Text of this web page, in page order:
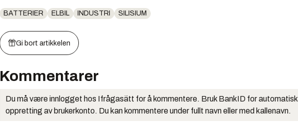
BATTERIER ELBIL INDUSTRI SILISIUM
Gi bort artikkelen
Kommentarer
Du må være innlogget hos Ifrågasätt for å kommentere. Bruk BankID for automatisk
oppretting av brukerkonto. Du kan kommentere under fullt navn eller med kallenavn.